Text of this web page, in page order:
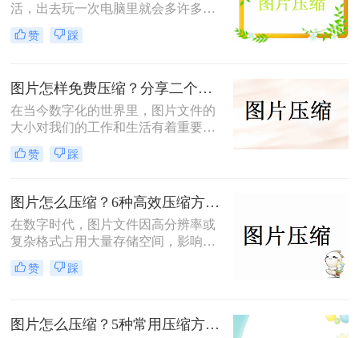
活，出去玩一次电脑里就会多许多旅
游照，而且不知道你们有没有储存好
看图片的习惯呢？这样下来我们电脑
软件将图片进行批量压缩，就可以缓
解电脑的内存压力，让它运行更加顺
畅。那么你们知道照片如何免费压缩
吗？相信这篇文章可以给你一点参
考。
赞 踩
图片怎样免费压缩？分享二个简单易用的压缩方法！
在当今数字化的世界里，图片文件的
大小对我们的工作和生活有着重要影
响。无论是为了加速网页加载速度、
满足社交媒体平台的上传要求，还是
费压缩是一项不可或缺的技能。本文
将介绍两种简单易用的图片压缩方
法。
赞 踩
图片怎么压缩？6种高效压缩方法分享！
在数字时代，图片文件因高分辨率或
复杂格式占用大量存储空间，影响传
输和加载速度。那么图片怎么压缩
呢？本文总结了6种高效压缩方法，
赞 踩
图片怎么压缩？5种常用压缩方法详解！